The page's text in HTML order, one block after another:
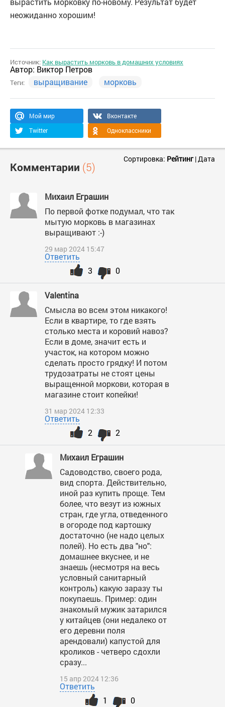
неожиданно хорошим!
Источник: Как вырастить морковь в домашних условиях
Автор: Виктор Петров
Теги: выращивание морковь
Мой мир
Вконтакте
Twitter
Одноклассники
Комментарии (5)
Сортировка: Рейтинг| Дата
Михаил Еграшин
По первой фотке подумал, что так
мытую морковь в магазинах
выращивают :-)
29 мар 2024 15:47
Ответить
0
3
Valentina
Смысла во всем этом никакого!
Если в квартире, то где взять
столько места и коровий навоз?
Если в доме, значит есть и
участок, на котором можно
сделать просто грядку! И потом
трудозатраты не стоят цены
выращенной моркови, которая в
магазине стоит копейки!
31 мар 2024 12:33
Ответить
2
2
Михаил Еграшин
Садоводство, своего рода,
вид спорта. Действительно,
иной раз купить проще. Тем
более, что везут из южных
стран, где угла, отведенного
в огороде под картошку
достаточно (не надо целых
полей). Но есть два "но":
домашнее вкуснее, и не
знаешь (несмотря на весь
условный санитарный
контроль) какую заразу ты
покупаешь. Пример: один
знакомый мужик затарился
у китайцев (они недалеко от
его деревни поля
арендовали) капустой для
кроликов - четверо сдохли
сразу...
15 апр 2024 12:36
Ответить
0
1